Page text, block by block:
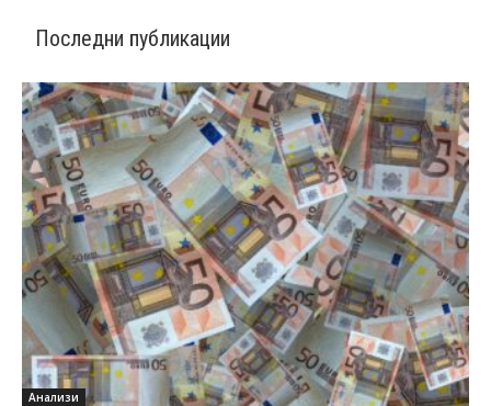
Последни публикации
Анализи